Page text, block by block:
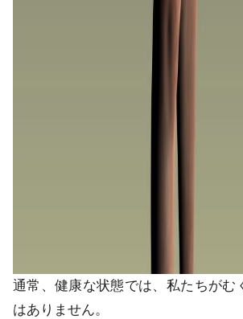
通常、健康な状態では、私たちがむ
はありません。